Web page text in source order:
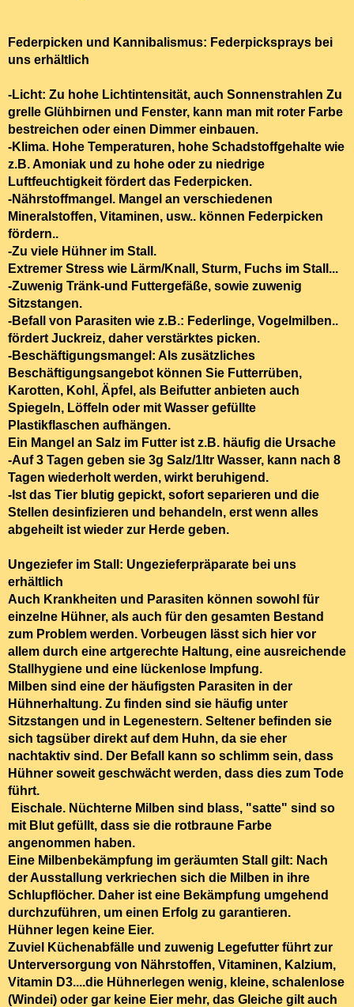
Federpicken und Kannibalismus: Federpicksprays bei
uns erhältlich
-Licht: Zu hohe Lichtintensität, auch Sonnenstrahlen Zu
grelle Glühbirnen und Fenster, kann man mit roter Farbe
bestreichen oder einen Dimmer einbauen.
-Klima. Hohe Temperaturen, hohe Schadstoffgehalte wie
z.B. Amoniak und zu hohe oder zu niedrige
Luftfeuchtigkeit fördert das Federpicken.
-Nährstoffmangel. Mangel an verschiedenen
Mineralstoffen, Vitaminen, usw.. können Federpicken
fördern..
-Zu viele Hühner im Stall.
Extremer Stress wie Lärm/Knall, Sturm, Fuchs im Stall...
-Zuwenig Tränk-und Futtergefäße, sowie zuwenig
Sitzstangen.
-Befall von Parasiten wie z.B.: Federlinge, Vogelmilben..
fördert Juckreiz, daher verstärktes picken.
-Beschäftigungsmangel: Als zusätzliches
Beschäftigungsangebot können Sie Futterrüben,
Karotten, Kohl, Äpfel, als Beifutter anbieten auch
Spiegeln, Löffeln oder mit Wasser gefüllte
Plastikflaschen aufhängen.
Ein Mangel an Salz im Futter ist z.B. häufig die Ursache
-Auf 3 Tagen geben sie 3g Salz/1ltr Wasser, kann nach 8
Tagen wiederholt werden, wirkt beruhigend.
- Ist das Tier blutig gepickt, sofort separieren und die
Stellen desinfizieren und behandeln, erst wenn alles
abgeheilt ist wieder zur Herde geben.
Ungeziefer im Stall: Ungezieferpräparate bei uns
erhältlich
Auch Krankheiten und Parasiten können sowohl für
einzelne Hühner, als auch für den gesamten Bestand
zum Problem werden. Vorbeugen lässt sich hier vor
allem durch eine artgerechte Haltung, eine ausreichende
Stallhygiene und eine lückenlose Impfung.
Milben sind eine der häufigsten Parasiten in der
Hühnerhaltung. Zu finden sind sie häufig unter
Sitzstangen und in Legenestern. Seltener befinden sie
sich tagsüber direkt auf dem Huhn, da sie eher
nachtaktiv sind. Der Befall kann so schlimm sein, dass
Hühner soweit geschwächt werden, dass dies zum Tode
führt.
Eischale. Nüchterne Milben sind blass, "satte" sind so
mit Blut gefüllt, dass sie die rotbraune Farbe
angenommen haben.
Eine Milbenbekämpfung im geräumten Stall gilt: Nach
der Ausstallung verkriechen sich die Milben in ihre
Schlupflöcher. Daher ist eine Bekämpfung umgehend
durchzuführen, um einen Erfolg zu garantieren.
Hühner legen keine Eier.
Zuviel Küchenabfälle und zuwenig Legefutter führt zur
Unterversorgung von Nährstoffen, Vitaminen, Kalzium,
Vitamin D3....die Hühnerlegen wenig, kleine, schalenlose
(Windei) oder gar keine Eier mehr, das Gleiche gilt auch